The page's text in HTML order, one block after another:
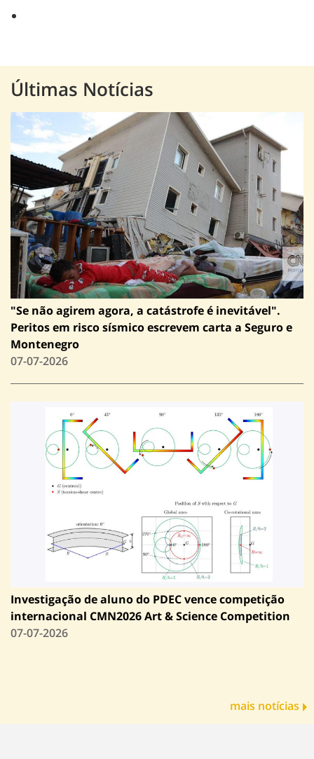
Últimas Notícias
"Se não agirem agora, a catástrofe é inevitável".
Peritos em risco sísmico escrevem carta a Seguro e
Montenegro
07-07-2026
Investigação de aluno do PDEC vence competição
internacional CMN2026 Art & Science Competition
07-07-2026
mais notícias